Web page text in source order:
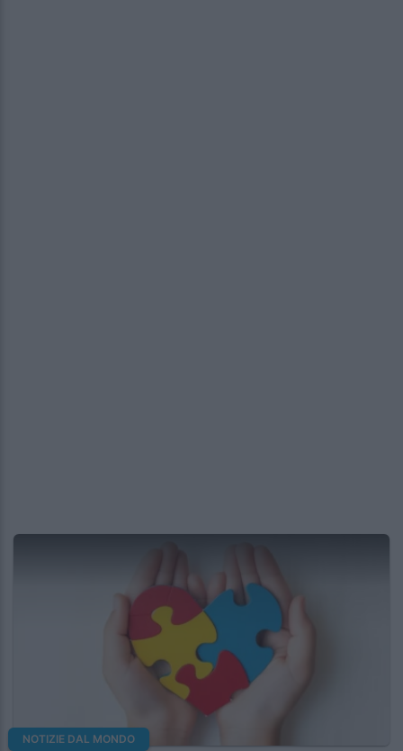
NOTIZIE DAL MONDO